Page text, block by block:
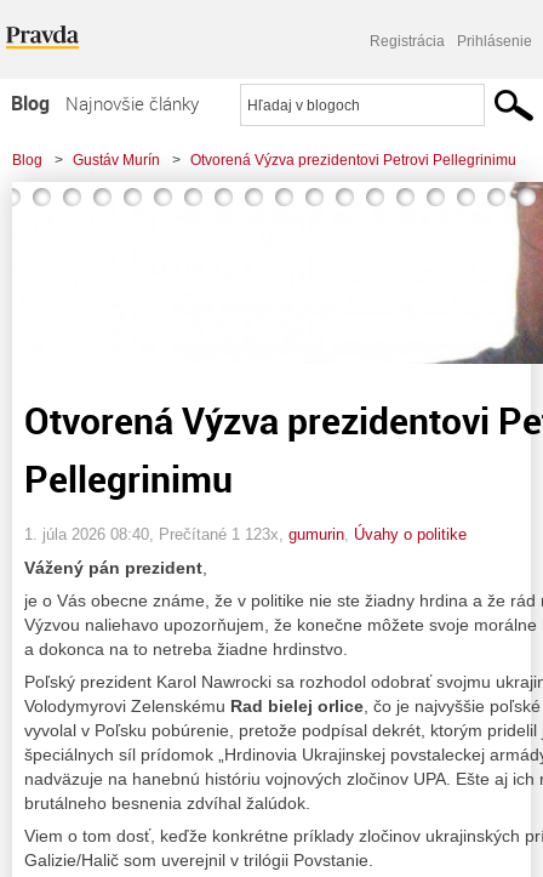
Registrácia Prihlásenie
Blog
Najnovšie články
Najčítanejšie články
Najkomentovanejšie články
Blog > Gustáv Murín > Otvorená Výzva prezidentovi Petrovi Pellegrinimu
Otvorená Výzva prezidentovi
Pellegrinimu
1. júla 2026 08:40 , Prečítané 1 123x, gumurin Úvahy o politike
Vážený pán prezident
je o Vás obecne známe, že v politike nie ste žiadny hrdina a že
Výzvou naliehavo upozorňujem, že konečne môžete svoje
a dokonca na to netreba žiadne hrdinstvo.
Poľský prezident Karol Nawrocki sa rozhodol odobrať svojmu
Volodymyrovi Zelenskému Rad bielej orlice , čo je najvyššie
vyvolal v Poľsku pobúrenie, pretože podpísal dekrét, ktorým pridelil
špeciálnych síl prídomok „Hrdinovia Ukrajinskej povstaleckej
nadväzuje na hanebnú históriu vojnových zločinov UPA. Ešte aj
brutálneho besnenia zdvíhal žalúdok.
Viem o tom dosť, keďže konkrétne príklady zločinov ukrajinských
Galizie/Halič som uverejnil v trilógii Povstanie.